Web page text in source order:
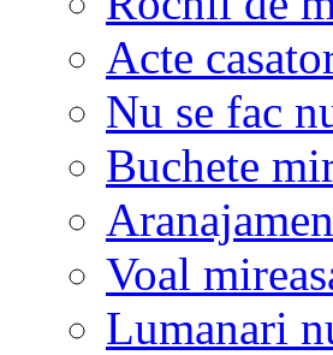
Acte
Nu se fac
Buchete
Voal
Lumanari